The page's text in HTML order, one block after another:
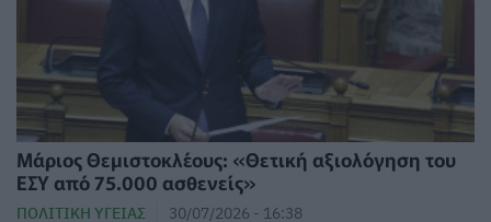
Μάριος Θεμιστοκλέους: «Θετική αξιολόγηση του
ΕΣΥ από 75.000 ασθενείς»
ΠΟΛΙΤΙΚΉ ΥΓΕΊΑΣ 30/07/2026 - 16:38